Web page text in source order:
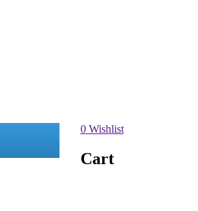
0 Wishlist
Cart